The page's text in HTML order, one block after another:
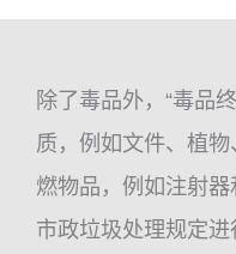
除了毒品外，“毒品
质，例如文件、植
燃物品，例如注射
市政垃圾处理规定进